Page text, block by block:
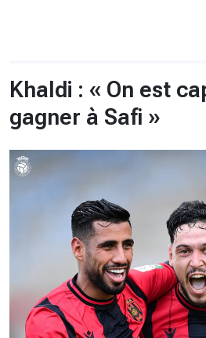
Khaldi : « On est
gagner à Safi »